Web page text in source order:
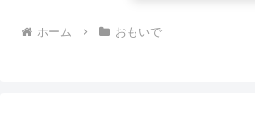
ホーム おもいで